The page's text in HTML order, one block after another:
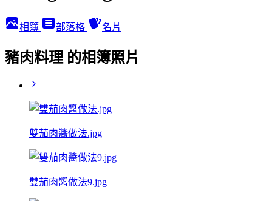
相簿 部落格 名片
豬肉料理 的相簿照片
雙茄肉醬做法.jpg
雙茄肉醬做法9.jpg